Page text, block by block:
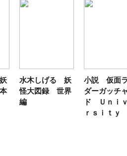
水木しげる 妖
怪大図録 世界
小説 仮面ライ
ダーガッチャー
ド Ｕｎｉｖｅ
ｒｓｉｔｙ